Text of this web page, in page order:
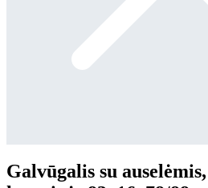
Galvūgalis su auselėmis,